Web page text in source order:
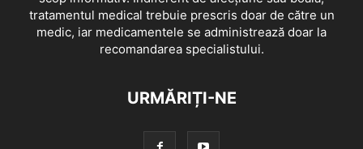
tratamentul medical trebuie prescris doar de către un
medic, iar medicamentele se administrează doar la
recomandarea specialistului.
URMĂRIȚI-NE